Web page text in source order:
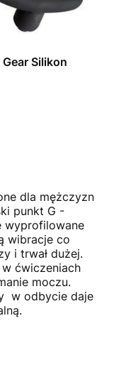
Silikon
dla mężczyzn
punkt G -
wyprofilowane
wibracje co
i trwał dużej.
ćwiczeniach
moczu.
w odbycie daje